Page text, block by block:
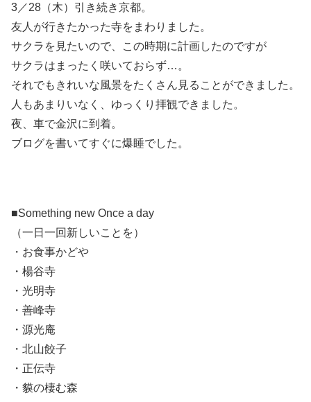
3／28（木）引き続き京都。
友人が行きたかった寺をまわりました。
サクラを見たいので、この時期に計画したのですが
サクラはまったく咲いておらず…。
それでもきれいな風景をたくさん見ることができました。
人もあまりいなく、ゆっくり拝観できました。
夜、車で金沢に到着。
ブログを書いてすぐに爆睡でした。
■Something new Once a day
（一日一回新しいことを）
・お食事かどや
・楊谷寺
・光明寺
・善峰寺
・源光庵
・北山餃子
・正伝寺
・貘の棲む森